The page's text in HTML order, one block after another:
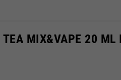
TEA MIX&VAPE 20 ML